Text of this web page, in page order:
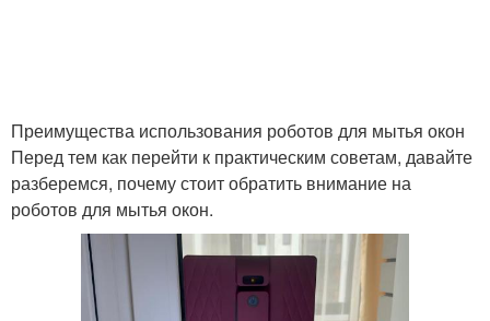
Преимущества использования роботов для мытья окон
Перед тем как перейти к практическим советам, давайте
разберемся, почему стоит обратить внимание на
роботов для мытья окон.